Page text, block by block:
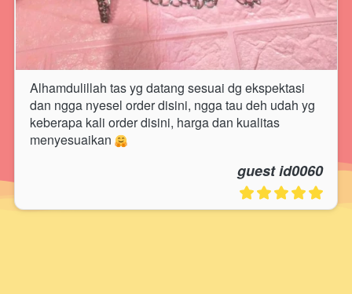
Alhamdulillah tas yg datang sesuai dg ekspektasi
dan ngga nyesel order disini, ngga tau deh udah yg
keberapa kali order disini, harga dan kualitas
menyesuaikan
guest id0060